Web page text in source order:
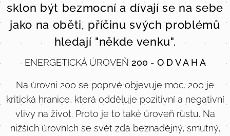
sklon být bezmocní a dívají se na sebe
jako na oběti, příčinu svých problémů
hledají "někde venku".
ENERGETICKÁ ÚROVEŇ 200 - O D V A H A
Na úrovni 200 se poprvé objevuje moc. 200 je
kritická hranice, která odděluje pozitivní a negativní
vlivy na život. Proto je to také úroveň růstu. Na
nižších úrovních se svět zdá beznadějný, smutný,